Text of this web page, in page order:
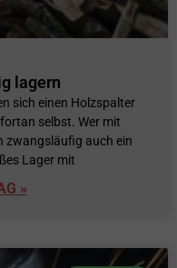
lagern
sich einen Holzspalter
selbst. Wer mit
zwangsläufig auch ein
Lager mit
»